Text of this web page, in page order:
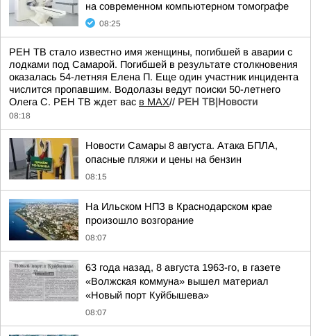
на современном компьютерном томографе
08:25
РЕН ТВ стало известно имя женщины, погибшей в аварии с
лодками под Самарой. Погибшей в результате столкновения
оказалась 54-летняя Елена П. Еще один участник инцидента
числится пропавшим. Водолазы ведут поиски 50-летнего
Олега С. РЕН ТВ ждет вас в MAX// РЕН ТВ|Новости
08:18
Новости Самары 8 августа. Атака БПЛА,
опасные пляжи и цены на бензин
08:15
На Ильском НПЗ в Краснодарском крае
произошло возгорание
08:07
63 года назад, 8 августа 1963-го, в газете
«Волжская коммуна» вышел материал
«Новый порт Куйбышева»
08:07